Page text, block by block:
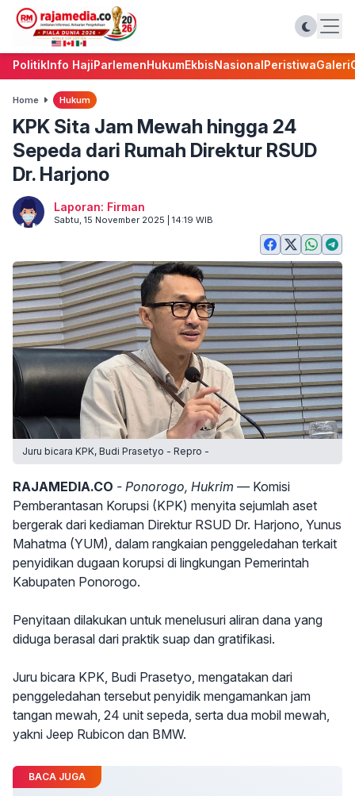
PolitikInfo HajiParlemenHukumEkbisNasionalPeristiwaGaleri
Home Hukum
KPK Sita Jam Mewah hingga 24
Sepeda dari Rumah Direktur RSUD
Dr. Harjono
Laporan: Firman
Sabtu, 15 November 2025 | 14:19 WIB
Juru bicara KPK, Budi Prasetyo - Repro -
RAJAMEDIA.CO - Ponorogo, Hukrim —Komisi
Pemberantasan Korupsi (KPK) menyita sejumlah aset
bergerak dari kediaman Direktur RSUD Dr. Harjono, Yunus
Mahatma (YUM), dalam rangkaian penggeledahan terkait
penyidikan dugaan korupsi di lingkungan Pemerintah
Kabupaten Ponorogo.
Penyitaan dilakukan untuk menelusuri aliran dana yang
diduga berasal dari praktik suap dan gratifikasi.
Juru bicara KPK, Budi Prasetyo, mengatakan dari
penggeledahan tersebut penyidik mengamankan jam
tangan mewah, 24 unit sepeda, serta dua mobil mewah,
yakni Jeep Rubicon dan BMW.
BACA JUGA